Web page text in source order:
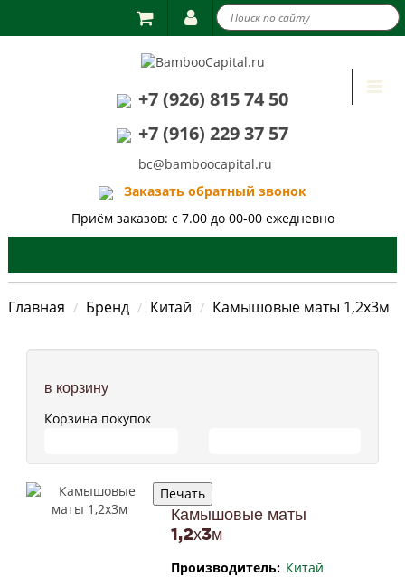
+7 (926) 815 74 50
+7 (916) 229 37 57
bc@bamboocapital.ru
Заказать обратный звонок
Приём заказов: с 7.00 до 00-00 ежедневно
Главная Бренд Китай Камышовые маты 1,2х3м
в корзину
Корзина покупок
Камышовые маты
1,2х3м
Производитель: Китай